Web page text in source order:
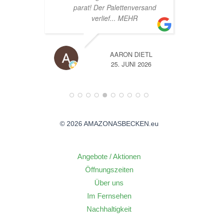
A
14. JUNI 2026
© 2026 AMAZONASBECKEN.eu
Angebote / Aktionen
Öffnungszeiten
Über uns
Im Fernsehen
Nachhaltigkeit